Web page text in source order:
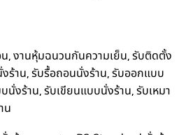
,งานหุ้มฉนวนกันความเย็น,รับติดตั้ง
ร้าน,รับรื้อถอนนั่งร้าน,รับออกแบบ
นั่งร้าน,รับเขียนแบบนั่งร้าน,รับเหมา
น